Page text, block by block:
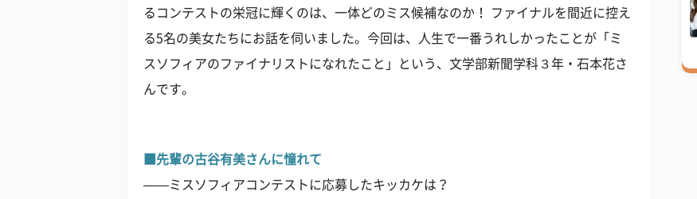
るコンテストの栄冠に輝くのは、一体どのミス候補なのか！ ファイナルを間近に控え
る5名の美女たちにお話を伺いました。今回は、人生で一番うれしかったことが「ミ
スソフィアのファイナリストになれたこと」という、文学部新聞学科３年・石本花さ
んです。
■先輩の古谷有美さんに憧れて
——ミスソフィアコンテストに応募したキッカケは？